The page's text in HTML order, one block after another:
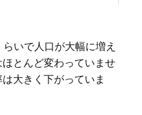
いで人口が大幅に増え
とんど変わっていませ
大きく下がっていま